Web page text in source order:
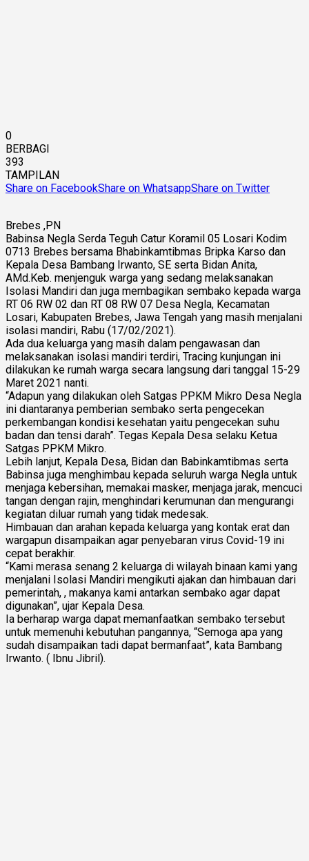
0
BERBAGI
393
TAMPILAN
Share on FacebookShare on WhatsappShare on Twitter
Brebes ,PN
Babinsa Negla Serda Teguh Catur Koramil 05 Losari Kodim
0713 Brebes bersama Bhabinkamtibmas Bripka Karso dan
Kepala Desa Bambang Irwanto, SE serta Bidan Anita,
AMd.Keb. menjenguk warga yang sedang melaksanakan
Isolasi Mandiri dan juga membagikan sembako kepada warga
RT 06 RW 02 dan RT 08 RW 07 Desa Negla, Kecamatan
Losari, Kabupaten Brebes, Jawa Tengah yang masih menjalani
isolasi mandiri, Rabu (17/02/2021).
Ada dua keluarga yang masih dalam pengawasan dan
melaksanakan isolasi mandiri terdiri, Tracing kunjungan ini
dilakukan ke rumah warga secara langsung dari tanggal 15-29
Maret 2021 nanti.
“Adapun yang dilakukan oleh Satgas PPKM Mikro Desa Negla
ini diantaranya pemberian sembako serta pengecekan
perkembangan kondisi kesehatan yaitu pengecekan suhu
badan dan tensi darah”. Tegas Kepala Desa selaku Ketua
Satgas PPKM Mikro.
Lebih lanjut, Kepala Desa, Bidan dan Babinkamtibmas serta
Babinsa juga menghimbau kepada seluruh warga Negla untuk
menjaga kebersihan, memakai masker, menjaga jarak, mencuci
tangan dengan rajin, menghindari kerumunan dan mengurangi
kegiatan diluar rumah yang tidak medesak.
Himbauan dan arahan kepada keluarga yang kontak erat dan
wargapun disampaikan agar penyebaran virus Covid-19 ini
cepat berakhir.
“Kami merasa senang 2 keluarga di wilayah binaan kami yang
menjalani Isolasi Mandiri mengikuti ajakan dan himbauan dari
pemerintah, , makanya kami antarkan sembako agar dapat
digunakan”, ujar Kepala Desa.
Ia berharap warga dapat memanfaatkan sembako tersebut
untuk memenuhi kebutuhan pangannya, “Semoga apa yang
sudah disampaikan tadi dapat bermanfaat”, kata Bambang
Irwanto. ( Ibnu Jibril).